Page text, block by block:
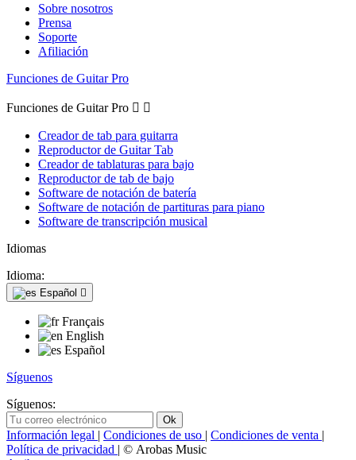
Sobre nosotros
Prensa
Soporte
Afiliación
Funciones de Guitar Pro
Funciones de Guitar Pro  
Creador de tab para guitarra
Reproductor de Guitar Tab
Creador de tablaturas para bajo
Reproductor de tab de bajo
Software de notación de batería
Software de notación de partituras para piano
Software de transcripción musical
Idiomas
Idioma:
Español 
Français
English
Español
Síguenos
Síguenos:
Información legal | Condiciones de uso | Condiciones de venta |
Política de privacidad | © Arobas Music